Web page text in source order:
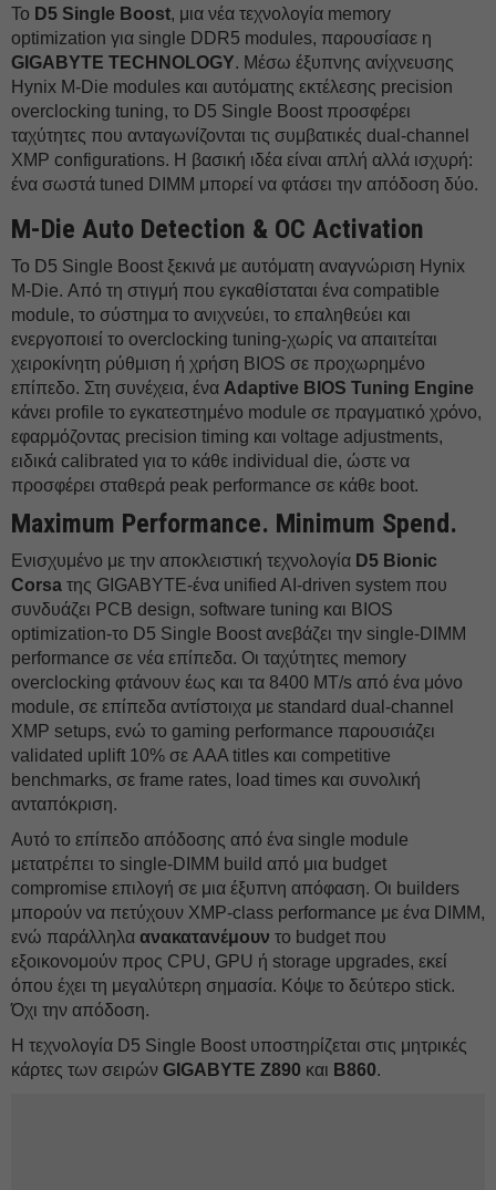
Το D5 Single Boost, μια νέα τεχνολογία memory
optimization για single DDR5 modules, παρουσίασε η
GIGABYTE TECHNOLOGY. Μέσω έξυπνης ανίχνευσης
Hynix M-Die modules και αυτόματης εκτέλεσης precision
overclocking tuning, το D5 Single Boost προσφέρει
ταχύτητες που ανταγωνίζονται τις συμβατικές dual-channel
XMP configurations. Η βασική ιδέα είναι απλή αλλά ισχυρή:
ένα σωστά tuned DIMM μπορεί να φτάσει την απόδοση δύο.
M-Die Auto Detection & OC Activation
Το D5 Single Boost ξεκινά με αυτόματη αναγνώριση Hynix
M-Die. Από τη στιγμή που εγκαθίσταται ένα compatible
module, το σύστημα το ανιχνεύει, το επαληθεύει και
ενεργοποιεί το overclocking tuning-χωρίς να απαιτείται
χειροκίνητη ρύθμιση ή χρήση BIOS σε προχωρημένο
επίπεδο. Στη συνέχεια, ένα Adaptive BIOS Tuning Engine
κάνει profile το εγκατεστημένο module σε πραγματικό χρόνο,
εφαρμόζοντας precision timing και voltage adjustments,
ειδικά calibrated για το κάθε individual die, ώστε να
προσφέρει σταθερά peak performance σε κάθε boot.
Maximum Performance. Minimum Spend.
Ενισχυμένο με την αποκλειστική τεχνολογία D5 Bionic
Corsa της GIGABYTE-ένα unified AI-driven system που
συνδυάζει PCB design, software tuning και BIOS
optimization-το D5 Single Boost ανεβάζει την single-DIMM
performance σε νέα επίπεδα. Οι ταχύτητες memory
overclocking φτάνουν έως και τα 8400 MT/s από ένα μόνο
module, σε επίπεδα αντίστοιχα με standard dual-channel
XMP setups, ενώ το gaming performance παρουσιάζει
validated uplift 10% σε AAA titles και competitive
benchmarks, σε frame rates, load times και συνολική
ανταπόκριση.
Αυτό το επίπεδο απόδοσης από ένα single module
μετατρέπει το single-DIMM build από μια budget
compromise επιλογή σε μια έξυπνη απόφαση. Οι builders
μπορούν να πετύχουν XMP-class performance με ένα DIMM,
ενώ παράλληλα ανακατανέμουν το budget που
εξοικονομούν προς CPU, GPU ή storage upgrades, εκεί
όπου έχει τη μεγαλύτερη σημασία. Κόψε το δεύτερο stick.
Όχι την απόδοση.
Η τεχνολογία D5 Single Boost υποστηρίζεται στις μητρικές
κάρτες των σειρών GIGABYTE Z890 και B860.